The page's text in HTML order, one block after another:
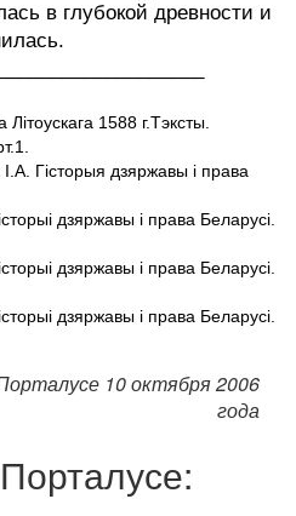
в глубокой древности и
1588 г.Тэксты.
Гiсторыя дзяржавы i права
дзяржавы i права Беларусi.
дзяржавы i права Беларусi.
дзяржавы i права Беларусi.
10 октября 2006
года